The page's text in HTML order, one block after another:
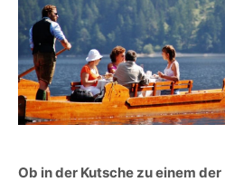
Ob in der Kutsche zu einem der